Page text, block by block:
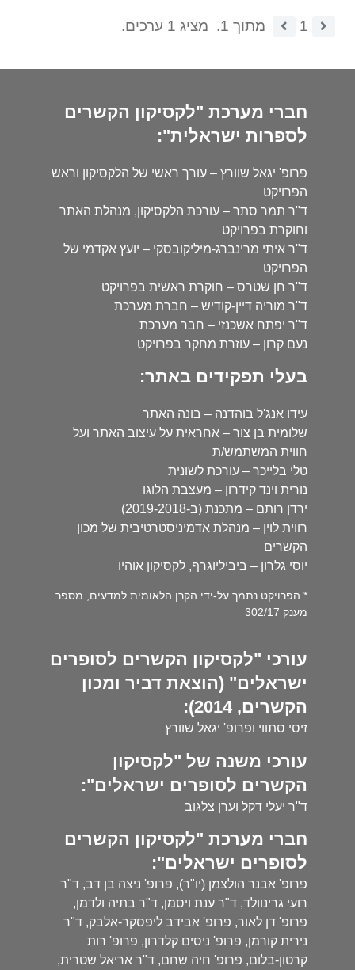
1 מתוך 1. מציג 1 ערכים.
חברי מערכת "לקסיקון הקשרים
לספרות ישראלית":
פרופ' יגאל שוורץ – עורך ראשי של הלקסיקון וראש
הפרויקט
ד"ר תמר סתר – עורכת הלקסיקון, מנהלת האתר
וחוקרת בפרויקט
ד"ר איתי מרינברג-מיליקובסקי – יועץ אקדמי של
הפרויקט
ד"ר חן שטרס – חוקרת ראשית בפרויקט
ד"ר מוריה דיין-קודיש – חברת מערכת
ד"ר יפתח אשכנזי – חבר מערכת
נעם קרון – עוזרת מחקר בפרויקט
בעלי תפקידים באתר:
עידו אנג'ל בוהדנה – בונה האתר
שלומית בן צור – אחראית על עיצוב האתר ועל
חווית המשתמש/ת
טלי בלייכר – עורכת לשונית
נורית וינד קידרון – מעצבת הלוגו
ירדן רותם – מתכנת (ב-2019-2018)
רווית לוין – מנהלת אדמיניסטרטיבית של מכון
הקשרים
יוסי גלרון – ביביליוגרף, לקסיקון אוהיו
* הפרויקט נתמך על-ידי הקרן הלאומית למדעים, מספר
מענק 302/17
עורכי "לקסיקון הקשרים לסופרים
ישראלים" (הוצאת דביר ומכון
הקשרים, 2014):
זיסי סתווי ופרופ' יגאל שוורץ
עורכי משנה של "לקסיקון
הקשרים לסופרים ישראלים":
ד"ר יעלי דקל וערן צלגוב
חברי מערכת "לקסיקון הקשרים
לסופרים ישראלים":
פרופ' אבנר הולצמן (יו"ר), פרופ' ניצה בן דב, ד"ר
רועי גרינוולד, ד"ר ענת ויסמן, ד"ר בתיה ולדמן,
פרופ' דן לאור, פרופ' אבידב ליפסקר-אלבק, ד"ר
נירית קורמן, פרופ' ניסים קלדרון, פרופ' רות
קרטון-בלום, פרופ' חיה שחם, ד"ר אריאל שטרית,